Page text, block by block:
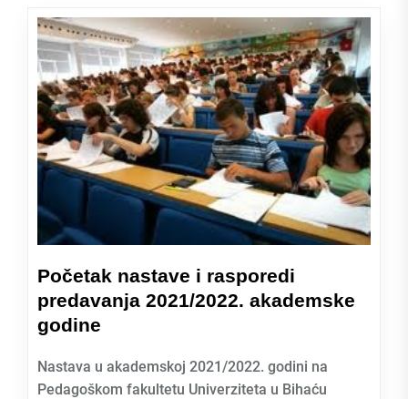
Početak nastave i rasporedi
predavanja 2021/2022. akademske
godine
Nastava u akademskoj 2021/2022. godini na
Pedagoškom fakultetu Univerziteta u Bihaću